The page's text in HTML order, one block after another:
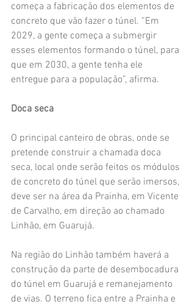
começa a fabricação dos elementos de
concreto que vão fazer o túnel. “Em
2029, a gente começa a submergir
esses elementos formando o túnel, para
que em 2030, a gente tenha ele
entregue para a população”, afirma.
Doca seca
O principal canteiro de obras, onde se
pretende construir a chamada doca
seca, local onde serão feitos os módulos
de concreto do túnel que serão imersos,
deve ser na área da Prainha, em Vicente
de Carvalho, em direção ao chamado
Linhão, em Guarujá.
Na região do Linhão também haverá a
construção da parte de desembocadura
do túnel em Guarujá e remanejamento
de vias. O terreno fica entre a Prainha e